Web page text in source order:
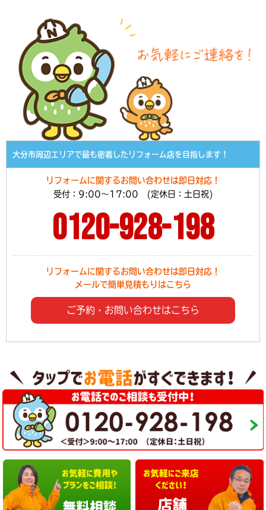
大分市周辺エリアで最も密着したリフォーム店を目指します！
リフォームに関するお問い合わせは即日対応！
受付：9:00～17:00 (定休日：土日祝)
0120-928-198
リフォームに関するお問い合わせは即日対応！
メールで簡単見積もりはこちら
ご予約・お問い合わせはこちら